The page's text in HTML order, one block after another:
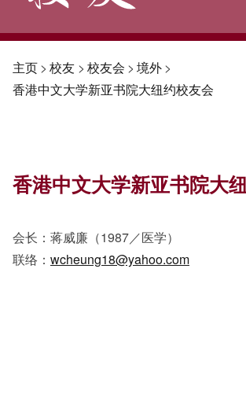
主页> 校友 > 校友会 > 境外>
香港中文大学新亚书院大纽约校友会
香港中文大学新亚书院大
会长：蒋威廉（1987／医学）
联络： wcheung18@yahoo.com